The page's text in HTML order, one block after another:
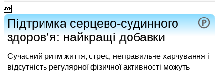

Підтримка серцево-судинного
здоров’я: найкращі добавки
Сучасний ритм життя, стрес, неправильне харчування і
відсутність регулярної фізичної активності можуть